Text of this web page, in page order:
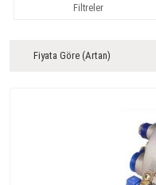
Filtreler
Fiyata Göre (Artan)